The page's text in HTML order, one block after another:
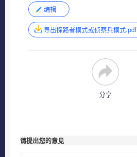
编辑
导出探路者模式或侦察兵模式.pdf
分享
请提出您的意见